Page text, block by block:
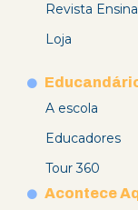
Revista
Loja
A escola
Educadores
Tour 360
Acontece